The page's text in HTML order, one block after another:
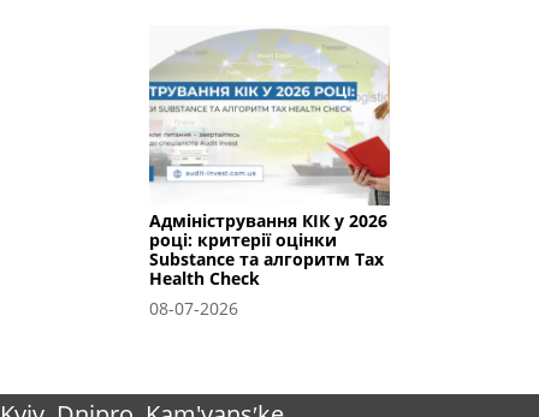
Адміністрування КІК у 2026
році: критерії оцінки
Substance та алгоритм Tax
Health Check
08-07-2026